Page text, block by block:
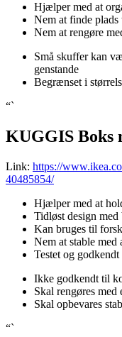
Hjælper med at
Nem at finde
Nem at rengøre
Små skuffer kan
genstande
Begrænset i
“`
KUGGIS Boks
Link: https://
40485854/
Hjælper med at
Tidløst design
Kan bruges til
Nem at stable
Testet og
Ikke godkendt til
Skal rengøres
Skal opbevares
“`